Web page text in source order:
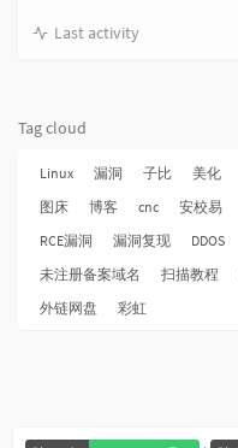
Last activity
Tag cloud
Linux 漏洞 子比 美化
图床
博客 cnc 安校易
RCE漏洞
漏洞复现 DDOS
未注册备案域名
扫描教程
外链网盘
彩虹